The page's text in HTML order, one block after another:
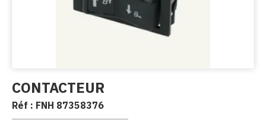
CONTACTEUR
Réf : FNH 87358376